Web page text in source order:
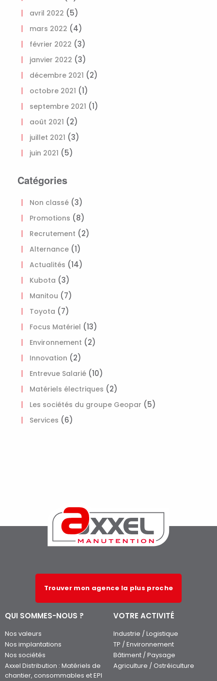
avril 2022 (5)
mars 2022 (4)
février 2022 (3)
janvier 2022 (3)
décembre 2021 (2)
octobre 2021 (1)
septembre 2021 (1)
août 2021 (2)
juillet 2021 (3)
juin 2021 (5)
Catégories
Non classé (3)
Promotions (8)
Recrutement (2)
Alternance (1)
Actualités (14)
Kubota (3)
Manitou (7)
Toyota (7)
Focus Matériel (13)
Environnement (2)
Innovation (2)
Entrevue Salarié (10)
Matériels électriques (2)
Les sociétés du groupe Geopar (5)
Services (6)
Trouver mon agence la plus proche
QUI SOMMES-NOUS ?
Nos valeurs
Nos implantations
Nos sociétés
Axxel Distribution : Matériels de
chantier, consommables et EPI
VOTRE ACTIVITÉ
Industrie / Logistique
TP / Environnement
Bâtiment / Paysage
Agriculture / Ostréiculture